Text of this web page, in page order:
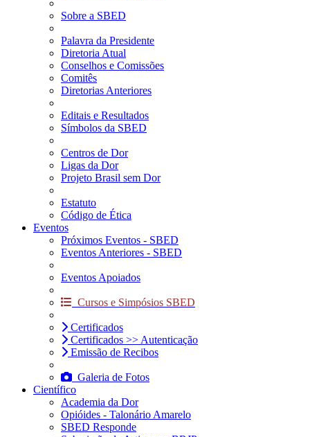
Sobre a SBED
Palavra da Presidente
Diretoria Atual
Conselhos e Comissões
Comitês
Diretorias Anteriores
Editais e Resultados
Símbolos da SBED
Centros de Dor
Ligas da Dor
Projeto Brasil sem Dor
Estatuto
Código de Ética
Eventos
Próximos Eventos - SBED
Eventos Anteriores - SBED
Eventos Apoiados
Cursos e Simpósios SBED
Certificados
Certificados >> Autenticação
Emissão de Recibos
Galeria de Fotos
Científico
Academia da Dor
Opióides - Talonário Amarelo
SBED Responde